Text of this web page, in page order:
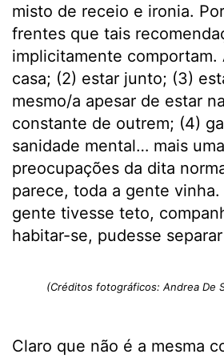
misto de receio e ironia.
frentes que tais
implicitamente comportam.
casa; (2) estar junto; (3)
mesmo/a apesar de estar
constante de outrem; (4)
sanidade mental… mais
preocupações da dita
parece, toda a gente
gente tivesse teto,
habitar-se, pudesse
(Créditos fotográficos: Andrea De
Claro que não é a mesma